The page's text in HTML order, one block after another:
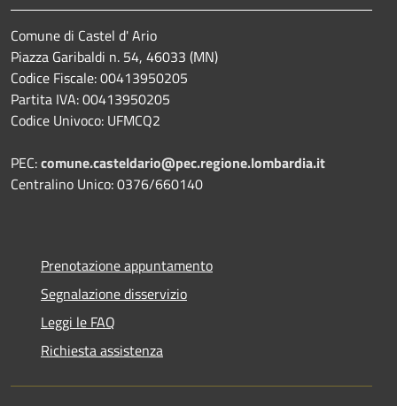
Comune di Castel d' Ario
Piazza Garibaldi n. 54, 46033 (MN)
Codice Fiscale: 00413950205
Partita IVA: 00413950205
Codice Univoco: UFMCQ2
PEC:comune.casteldario@pec.regione.lombardia.it
Centralino Unico: 0376/660140
Prenotazione appuntamento
Segnalazione disservizio
Leggi le FAQ
Richiesta assistenza